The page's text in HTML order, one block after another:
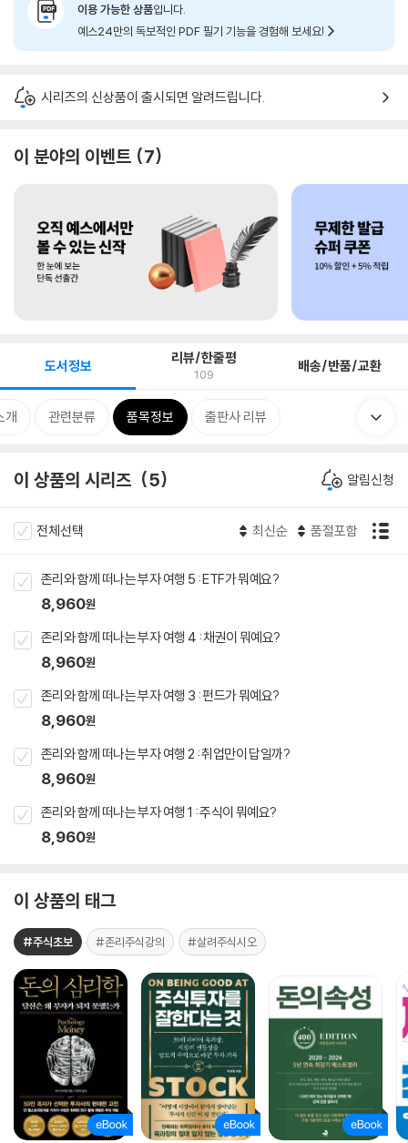
이용 가능한 상품입니다.
예스24만의 독보적인 PDF 필기 기능을 경험해 보세요!
시리즈의 신상품이 출시되면 알려드립니다.
이 분야의 이벤트 7
도서정보 리뷰/한줄평
109 배송/반품/교환
개 관련분류 품목정보 출판사 리뷰
이 상품의 시리즈 5 알림신청
전체선택 최신순 품절포함
존리와 함께 떠나는 부자 여행 5 : ETF가 뭐예요?
8,960원
존리와 함께 떠나는 부자 여행 4 : 채권이 뭐예요?
8,960원
존리와 함께 떠나는 부자 여행 3 : 펀드가 뭐예요?
8,960원
존리와 함께 떠나는 부자 여행 2 : 취업만이 답일까?
8,960원
존리와 함께 떠나는 부자 여행 1 : 주식이 뭐예요?
8,960원
이 상품의 태그
#주식초보 #존리주식강의 #살려주식시오